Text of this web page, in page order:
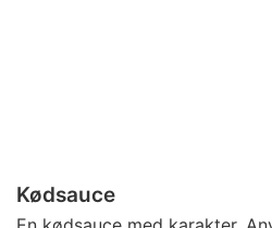
Kødsauce